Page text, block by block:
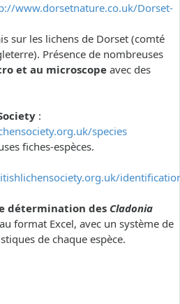
www.dorsetnature.co.uk/Dorset-
sur les lichens de Dorset (comté
Présence de nombreuses
et au microscope avec des
:
species
fiches-espèces.
détermination des Cladonia
format Excel, avec un système de
de chaque espèce.